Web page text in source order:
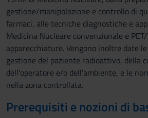
gestione/manipolazione e controllo di
farmaci, alle tecniche diagnostiche e
Medicina Nucleare convenzionale e
apparecchiature. Vengono inoltre date
gestione del paziente radioattivo, della
dell'operatore e/o dell'ambiente, e le
nella zona controllata.
Prerequisiti e nozioni di